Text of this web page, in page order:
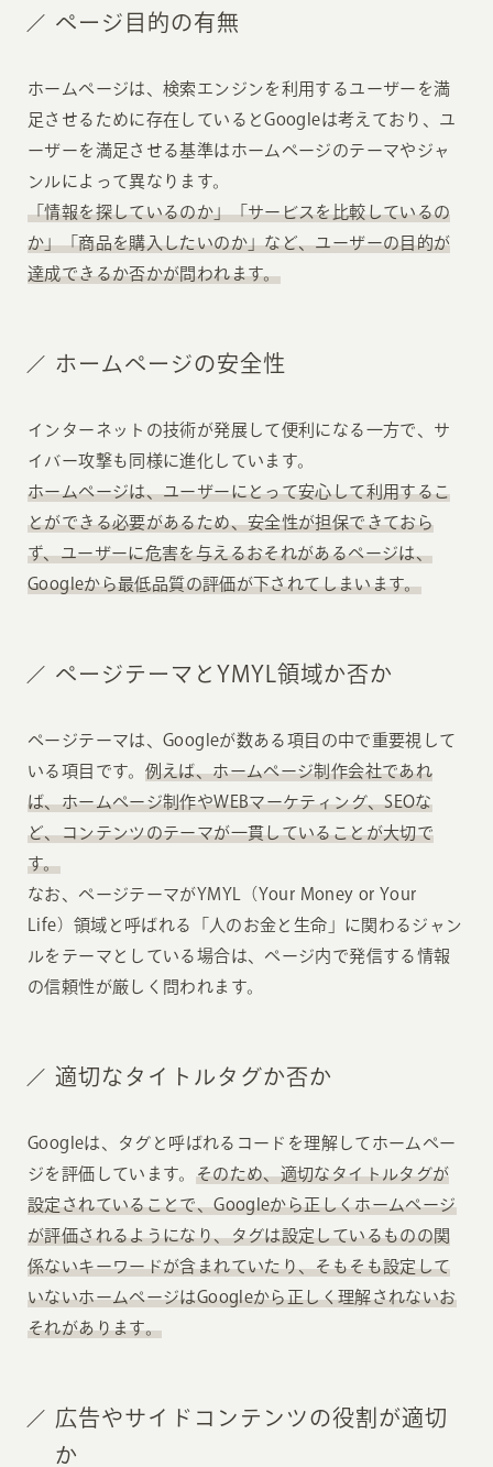
ページ目的の有無
ホームページは、検索エンジンを利用するユーザーを満
足させるために存在しているとGoogleは考えており、ユ
ーザーを満足させる基準はホームページのテーマやジャ
ンルによって異なります。
「情報を探しているのか」「サービスを比較しているの
か」「商品を購入したいのか」など、ユーザーの目的が
達成できるか否かが問われます。
ホームページの安全性
インターネットの技術が発展して便利になる一方で、サ
イバー攻撃も同様に進化しています。
ホームページは、ユーザーにとって安心して利用するこ
とができる必要があるため、安全性が担保できておら
ず、ユーザーに危害を与えるおそれがあるページは、
Googleから最低品質の評価が下されてしまいます。
ページテーマとYMYL領域か否か
ページテーマは、Googleが数ある項目の中で重要視して
いる項目です。 例えば、ホームページ制作会社であれ
ば、ホームページ制作やWEBマーケティング、SEOな
ど、コンテンツのテーマが一貫していることが大切で
す。
なお、ページテーマがYMYL（Your Money or Your
Life）領域と呼ばれる「人のお金と生命」に関わるジャン
ルをテーマとしている場合は、ページ内で発信する情報
の信頼性が厳しく問われます。
適切なタイトルタグか否か
Googleは、タグと呼ばれるコードを理解してホームペー
ジを評価しています。 そのため、適切なタイトルタグが
設定されていることで、Googleから正しくホームページ
が評価されるようになり、タグは設定しているものの関
係ないキーワードが含まれていたり、そもそも設定して
いないホームページはGoogleから正しく理解されないお
それがあります。
広告やサイドコンテンツの役割が適切
か